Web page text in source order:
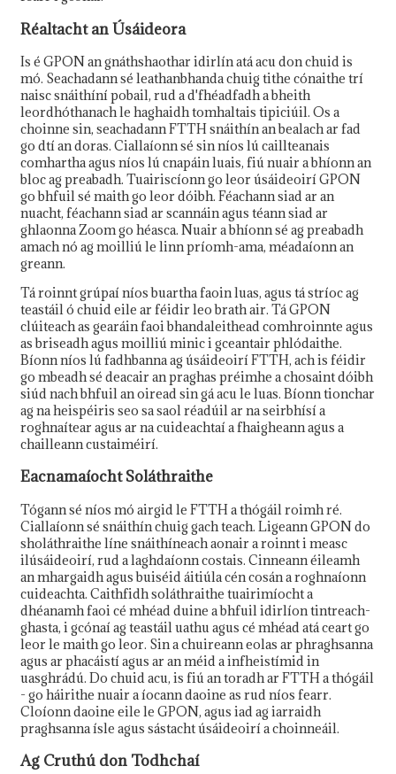
Réaltacht an Úsáideora
Is é GPON an gnáthshaothar idirlín atá acu don chuid is
mó. Seachadann sé leathanbhanda chuig tithe cónaithe trí
naisc snáithíní pobail, rud a d'fhéadfadh a bheith
leordhóthanach le haghaidh tomhaltais tipiciúil. Os a
choinne sin, seachadann FTTH snáithín an bealach ar fad
go dtí an doras. Ciallaíonn sé sin níos lú caillteanais
comhartha agus níos lú cnapáin luais, fiú nuair a bhíonn an
bloc ag preabadh. Tuairiscíonn go leor úsáideoirí GPON
go bhfuil sé maith go leor dóibh. Féachann siad ar an
nuacht, féachann siad ar scannáin agus téann siad ar
ghlaonna Zoom go héasca. Nuair a bhíonn sé ag preabadh
amach nó ag moilliú le linn príomh-ama, méadaíonn an
greann.
Tá roinnt grúpaí níos buartha faoin luas, agus tá stríoc ag
teastáil ó chuid eile ar féidir leo brath air. Tá GPON
clúiteach as gearáin faoi bhandaleithead comhroinnte agus
as briseadh agus moilliú minic i gceantair phlódaithe.
Bíonn níos lú fadhbanna ag úsáideoirí FTTH, ach is féidir
go mbeadh sé deacair an praghas préimhe a chosaint dóibh
siúd nach bhfuil an oiread sin gá acu le luas. Bíonn tionchar
ag na heispéiris seo sa saol réadúil ar na seirbhísí a
roghnaítear agus ar na cuideachtaí a fhaigheann agus a
chailleann custaiméirí.
Eacnamaíocht Soláthraithe
Tógann sé níos mó airgid le FTTH a thógáil roimh ré.
Ciallaíonn sé snáithín chuig gach teach. Ligeann GPON do
sholáthraithe líne snáithíneach aonair a roinnt i measc
ilúsáideoirí, rud a laghdaíonn costais. Cinneann éileamh
an mhargaidh agus buiséid áitiúla cén cosán a roghnaíonn
cuideachta. Caithfidh soláthraithe tuairimíocht a
dhéanamh faoi cé mhéad duine a bhfuil idirlíon tintreach-
ghasta, i gcónaí ag teastáil uathu agus cé mhéad atá ceart go
leor le maith go leor. Sin a chuireann eolas ar phraghsanna
agus ar phacáistí agus ar an méid a infheistímid in
uasghrádú. Do chuid acu, is fiú an toradh ar FTTH a thógáil
- go háirithe nuair a íocann daoine as rud níos fearr.
Cloíonn daoine eile le GPON, agus iad ag iarraidh
praghsanna ísle agus sástacht úsáideoirí a choinneáil.
Ag Cruthú don Todhchaí